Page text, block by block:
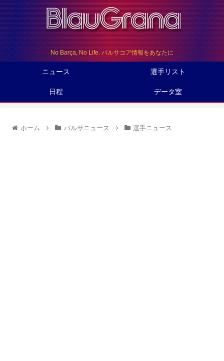
No Barça, No Life. バルサコア情報をあなたに
ニュース 選手リスト
日程 データ室
ホーム バルサニュース 選手ニュース